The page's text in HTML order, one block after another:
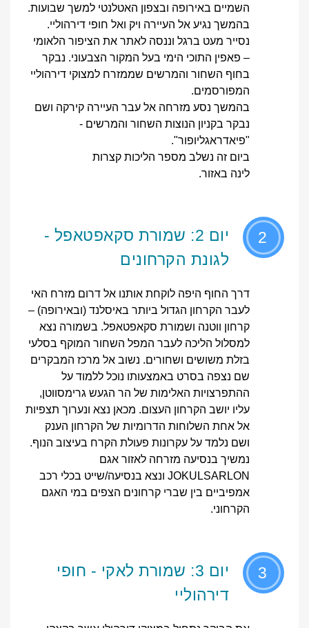
השמיים באירופה ובצפון האטלנטי למשך שבועות.
בהמשך נגיע אל העיירה ויק ואל חופי דירהוליי.
נסייר מעט ברגל וננסה לאתר את הציפור הלאומי
– פאפין התוכי הימי בעל המקור הצבעוני. נבקר
בחוף השחור והמרשים שממזרח למצוקי דירהוליי
המפורסמים.
בהמשך נסע מזרחה אל עבר העיירה קירקה ושם
נבקר בקניון הנוצות השחור והמרשים -
"פיאדראגליופור".
ביום זה נשלב מספר הליכות קצרות
לינה באזור.
2
יום 2: שמורת סקאפטאפל -
לגונת הקרחונים
דרך החוף היפה לוקחת אותנו אל דרום מזרח האי
לעבר הקרחון הגדול ביותר באיסלנד (ובאירופה) –
קרחון ווטנה ושמורת סקאפטאפל. בשמורה נצא
למסלול הליכה לעבר המפל השחור המוקף בסלעי
בזלת משושים ושחורים. נשוב אל מרכז המבקרים
שם נצפה בסרט באמצעותו נוכל ללמוד על
ההתפרצויות האלימות של הר הגעש גרימסווטן,
עליו יושב הקרחון העצום. מכאן נצא ונערוך תצפיות
אל אחת השלוחות הדרומיות של הקרחון הענק
ושם נלמד על עקרונות פעולת הקרח בעיצוב הנוף.
נמשיך בנסיעה מזרחה לאזור אגם
JOKULSARLON ונצא בנסיעה/שייט בכלי רכב
אמפיביים בין שברי קרחונים הצפים במי האגם
הקרחוני.
3
יום 3: שמורת לאקי - חופי
דירהוליי